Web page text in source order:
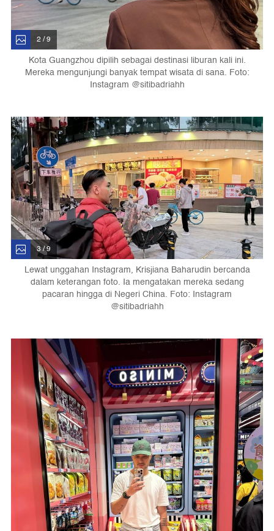
2 / 9
Kota Guangzhou dipilih sebagai destinasi liburan kali ini.
Mereka mengunjungi banyak tempat wisata di sana. Foto:
Instagram @sitibadriahh
3 / 9
Lewat unggahan Instagram, Krisjiana Baharudin bercanda
dalam keterangan foto. Ia mengatakan mereka sedang
pacaran hingga di Negeri China. Foto: Instagram
@sitibadriahh